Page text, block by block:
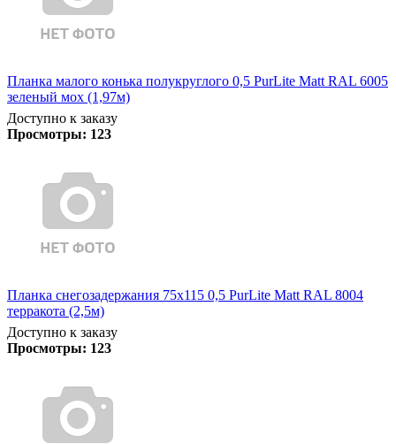
Планка малого конька полукруглого 0,5 PurLite Matt RAL 6005
зеленый мох (1,97м)
Доступно к заказу
Просмотры: 123
Планка снегозадержания 75х115 0,5 PurLite Matt RAL 8004
терракота (2,5м)
Доступно к заказу
Просмотры: 123